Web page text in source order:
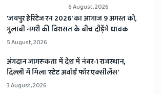
6 August, 2026
​'जयपुर हेरिटेज रन 2026' का आगाज 9 अगस्त को,
गुलाबी नगरी की विरासत के बीच दौड़ेंगे धावक
5 August, 2026
अंगदान जागरूकता में देश में नंबर-1 राजस्थान,
दिल्ली में मिला 'स्टेट अवॉर्ड फॉर एक्सीलेंस'
3 August, 2026